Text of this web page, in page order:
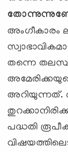
അംഗീകാരം
തന്നെ
അറിയുന്നത്.
പദ്ധതി